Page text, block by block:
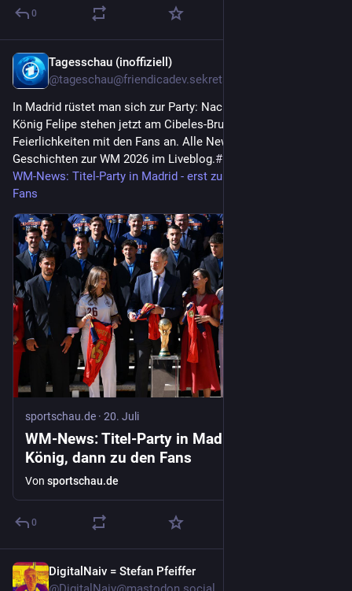
0
Tagesschau (inoffiziell)
@tageschau@friendicadev.sekretaerbaer.de
In Madrid rüstet man sich zur Party: Nach dem Empfang bei
König Felipe stehen jetzt am Cibeles-Brunnen die
Feierlichkeiten mit den Fans an. Alle News und kuriosen
Geschichten zur WM 2026 im Liveblog.#
WM-News: Titel-Party in Madrid - erst zum König, dann zu den
Fans
sportschau.de · 20. Juli
WM-News: Titel-Party in Madrid - erst zum
König, dann zu den Fans
Von sportschau.de
0
DigitalNaiv = Stefan Pfeiffer